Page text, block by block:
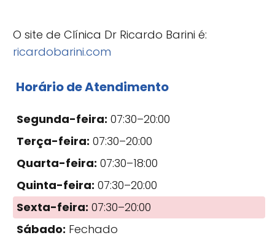
O site de Clínica Dr Ricardo Barini é:
ricardobarini.com
Horário de Atendimento
Segunda-feira: 07:30–20:00
Terça-feira: 07:30–20:00
Quarta-feira: 07:30–18:00
Quinta-feira: 07:30–20:00
Sexta-feira: 07:30–20:00
Sábado: Fechado